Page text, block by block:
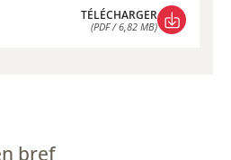
TÉLÉCHARGER
(PDF / 6,82 MB)
bref